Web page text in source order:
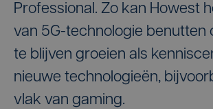
Professional. Zo kan Howest
van 5G-technologie benutten
te blijven groeien als
nieuwe technologieën,
vlak van gaming.